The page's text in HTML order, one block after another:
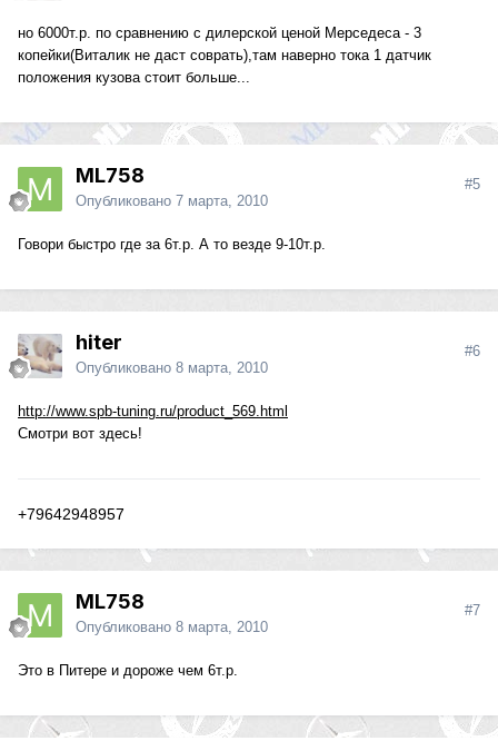
но 6000т.р. по сравнению с дилерской ценой Мерседеса - 3
копейки(Виталик не даст соврать),там наверно тока 1 датчик
положения кузова стоит больше...
ML758
Опубликовано 7 марта, 2010
#5
Говори быстро где за 6т.р. А то везде 9-10т.р.
hiter
Опубликовано 8 марта, 2010
#6
http://www.spb-tuning.ru/product_569.html
Смотри вот здесь!
+79642948957
ML758
Опубликовано 8 марта, 2010
#7
Это в Питере и дороже чем 6т.р.